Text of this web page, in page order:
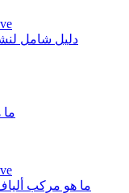
دليل شامل
ما هو مركب